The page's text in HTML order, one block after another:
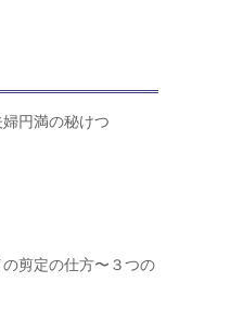
円満の秘けつ
剪定の仕方〜３つの